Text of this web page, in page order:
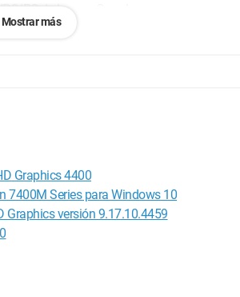
PC-de-bureau-Grand-
en-Un-20-HD-LED-Amd-E1-1200-1-40-Ghz-
Mostrar más
Graphics 4400
7400M Series para Windows 10
Graphics versión 9.17.10.4459